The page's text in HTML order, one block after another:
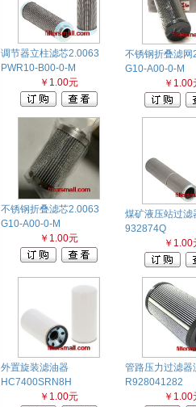
调节器立柱滤芯2.0063
PWR10-B00-0-M
￥1.00元
不锈钢折叠滤网
G10-A00-0-M
￥1.00
不锈钢折叠滤芯2.0063
G10-A00-0-M
￥1.00元
煤矿液压站过滤
932874Q
￥1.00
外置旋装滤油器
HC7400SRN8H
￥1.00元
管路压力过滤器
R928041282
￥1.00